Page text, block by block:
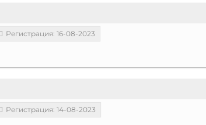
Регистрация: 16-08-2023
Регистрация: 14-08-2023